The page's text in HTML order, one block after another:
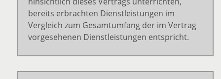
bereits erbrachten Dienstleistungen im
Vergleich zum Gesamtumfang der im Vertrag
vorgesehenen Dienstleistungen entspricht.